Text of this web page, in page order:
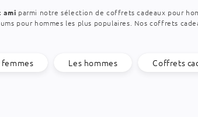
ami parmi notre sélection de coffrets cadeaux pour
pour hommes les plus populaires. Nos coffrets
femmes Les hommes Coffrets